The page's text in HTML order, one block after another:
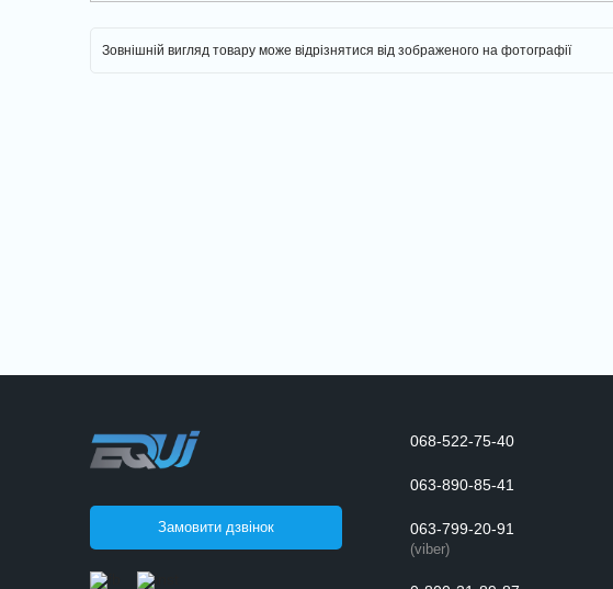
Зовнішній вигляд товару може відрізнятися від зображеного на фотографії
Замовити дзвінок
068-522-75-40
063-890-85-41
063-799-20-91
(viber)